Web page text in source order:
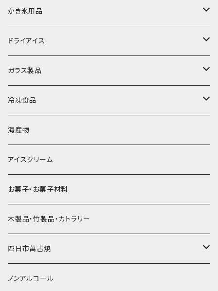
富士天然水の氷
丸氷
直径70mm
直径65mm
角氷
砕氷
氷河の氷
氷アイテム
かき氷用品
かき氷シロップ
無果汁1.8Lパック
無果汁1Lパック
無添加瓶シロップ
かき氷機・かき氷器
かき氷カップ
発泡スチロール無地-使い捨て
発泡スチロールプリント柄
かき氷スプーン・スプーンストロー
プラスチック・スプーン
プラスチック・スプーンストロー
コンデンスミルク・練乳・あんこ
かき氷セット
その他かき氷用品
ドライアイス
ドライアイス3ｋｇ
ドライアイス4ｋｇ
ドライアイス5ｋｇ
ドライアイス8ｋｇ
ドライアイス10ｋｇ
ドライアイス15ｋｇ
ドライアイス20ｋｇ
ドライアイス25ｋｇ
ガラス製品
オンザロック・グラス
ビール・グラス
タンブラー
かき氷器
冷凍食品
肉まん・あんまん
パスタ・スパゲッティ
惣菜
海産物
アイスクリーム
お菓子・お菓子材料
木製品・竹製品・カトラリー
四日市萬古焼
土鍋・土釜
ノンアルコール